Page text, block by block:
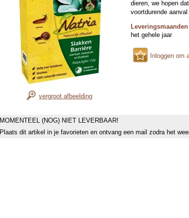
vergroot afbeelding
dieren, we hopen
voortdurende
Leveringsmaanden
het gehele jaar
Inloggen om
MOMENTEEL (NOG) NIET LEVERBAAR!
Plaats dit artikel in je favorieten en ontvang een mail zodra het